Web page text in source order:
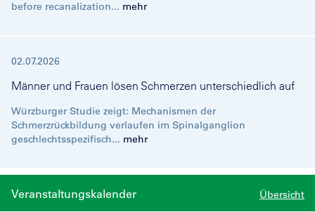
before recanalization... mehr
02.07.2026
Männer und Frauen lösen Schmerzen unterschiedlich auf
Würzburger Studie zeigt: Mechanismen der
Schmerzrückbildung verlaufen im Spinalganglion
geschlechtsspezifisch... mehr
Veranstaltungskalender Übersicht